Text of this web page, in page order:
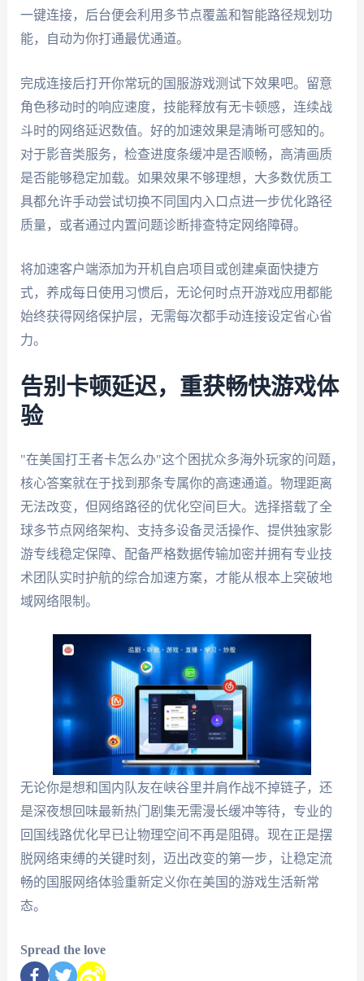
一键连接，后台便会利用多节点覆盖和智能路径规划功
能，自动为你打通最优通道。
完成连接后打开你常玩的国服游戏测试下效果吧。留意
角色移动时的响应速度，技能释放有无卡顿感，连续战
斗时的网络延迟数值。好的加速效果是清晰可感知的。
对于影音类服务，检查进度条缓冲是否顺畅，高清画质
是否能够稳定加载。如果效果不够理想，大多数优质工
具都允许手动尝试切换不同国内入口点进一步优化路径
质量，或者通过内置问题诊断排查特定网络障碍。
将加速客户端添加为开机自启项目或创建桌面快捷方
式，养成每日使用习惯后，无论何时点开游戏应用都能
始终获得网络保护层，无需每次都手动连接设定省心省
力。
告别卡顿延迟，重获畅快游戏体
验
"在美国打王者卡怎么办"这个困扰众多海外玩家的问题，
核心答案就在于找到那条专属你的高速通道。物理距离
无法改变，但网络路径的优化空间巨大。选择搭载了全
球多节点网络架构、支持多设备灵活操作、提供独家影
游专线稳定保障、配备严格数据传输加密并拥有专业技
术团队实时护航的综合加速方案，才能从根本上突破地
域网络限制。
无论你是想和国内队友在峡谷里并肩作战不掉链子，还
是深夜想回味最新热门剧集无需漫长缓冲等待，专业的
回国线路优化早已让物理空间不再是阻碍。现在正是摆
脱网络束缚的关键时刻，迈出改变的第一步，让稳定流
畅的国服网络体验重新定义你在美国的游戏生活新常
态。
Spread the love